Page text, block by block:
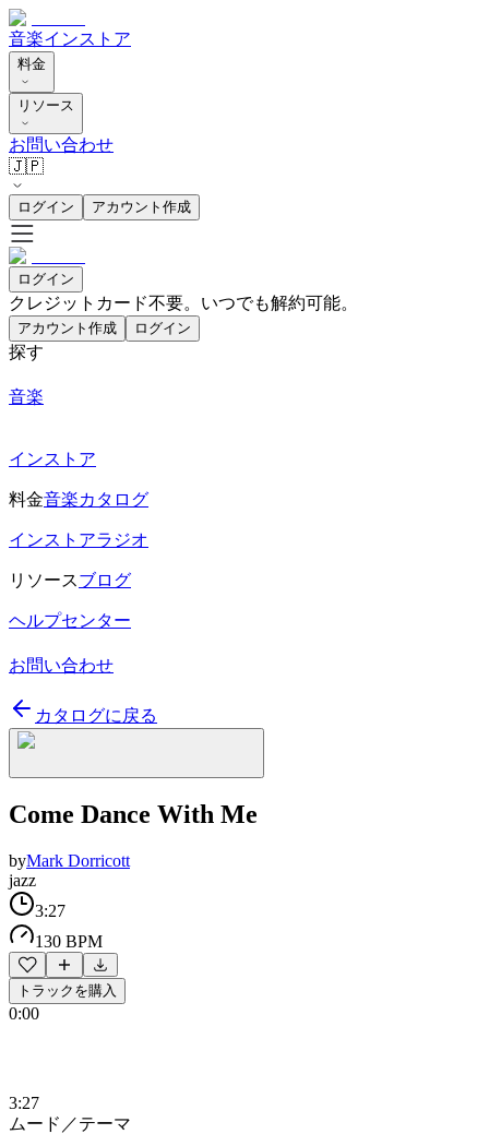
音楽インストア
料金
リソース
お問い合わせ
🇯🇵
ログイン アカウント作成
ログイン
クレジットカード不要。いつでも解約可能。
アカウント作成 ログイン
探す
音楽
インストア
料金音楽カタログ
インストアラジオ
リソースブログ
ヘルプセンター
お問い合わせ
カタログに戻る
Come Dance With Me
byMark Dorricott
jazz
3:27
130 BPM
トラックを購入
0:00
3:27
ムード／テーマ